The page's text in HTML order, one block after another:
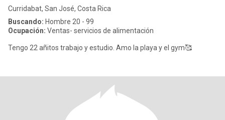
Curridabat, San José, Costa Rica
Buscando: Hombre 20 - 99
Ocupación: Ventas- servicios de alimentación
Tengo 22 añitos trabajo y estudio. Amo la playa y el gym🥰